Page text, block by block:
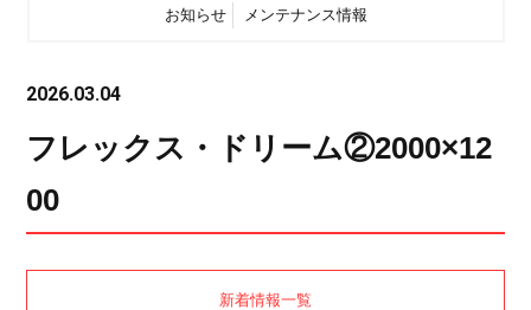
お知らせ メンテナンス情報
2026.03.04
フレックス・ドリーム②2000×12
00
新着情報一覧